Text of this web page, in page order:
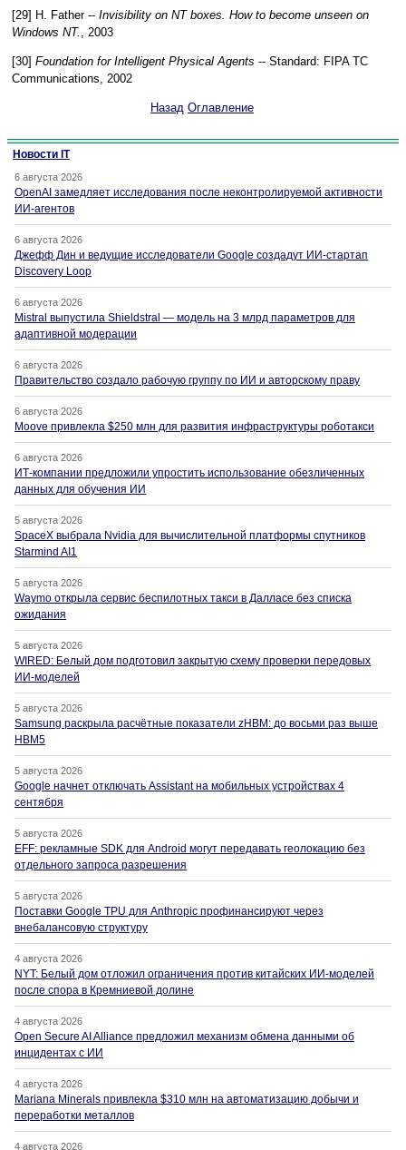
[29] H. Father -- Invisibility on NT boxes. How to become unseen on
Windows NT. , 2003
[30] Foundation for Intelligent Physical Agents -- Standard: FIPA TC
Communications, 2002
Назад Оглавление
Новости IT
6 августа 2026
OpenAI замедляет исследования после неконтролируемой активности
ИИ-агентов
6 августа 2026
Джефф Дин и ведущие исследователи Google создадут ИИ-стартап
Discovery Loop
6 августа 2026
Mistral выпустила Shieldstral — модель на 3 млрд параметров для
адаптивной модерации
6 августа 2026
Правительство создало рабочую группу по ИИ и авторскому праву
6 августа 2026
Moove привлекла $250 млн для развития инфраструктуры роботакси
6 августа 2026
ИТ-компании предложили упростить использование обезличенных
данных для обучения ИИ
5 августа 2026
SpaceX выбрала Nvidia для вычислительной платформы спутников
Starmind AI1
5 августа 2026
Waymo открыла сервис беспилотных такси в Далласе без списка
ожидания
5 августа 2026
WIRED: Белый дом подготовил закрытую схему проверки передовых
ИИ-моделей
5 августа 2026
Samsung раскрыла расчётные показатели zHBM: до восьми раз выше
HBM5
5 августа 2026
Google начнет отключать Assistant на мобильных устройствах 4
сентября
5 августа 2026
EFF: рекламные SDK для Android могут передавать геолокацию без
отдельного запроса разрешения
5 августа 2026
Поставки Google TPU для Anthropic профинансируют через
внебалансовую структуру
4 августа 2026
NYT: Белый дом отложил ограничения против китайских ИИ-моделей
после спора в Кремниевой долине
4 августа 2026
Open Secure AI Alliance предложил механизм обмена данными об
инцидентах с ИИ
4 августа 2026
Mariana Minerals привлекла $310 млн на автоматизацию добычи и
переработки металлов
4 августа 2026